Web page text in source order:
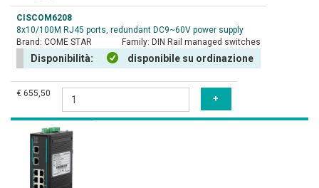
CISCOM6208
8x10/100M RJ45 ports, redundant DC9~60V power supply
Brand: COME STAR Family: DIN Rail managed switches
Disponibilità: disponibile su ordinazione
€ 655,50